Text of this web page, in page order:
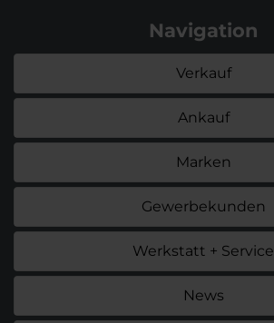
Navigation
Verkauf
Ankauf
Marken
Gewerbekunden
Werkstatt + Service
News